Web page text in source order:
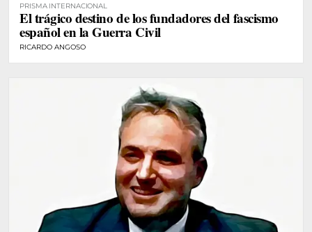
PRISMA INTERNACIONAL
El trágico destino de los fundadores del fascismo
español en la Guerra Civil
RICARDO ANGOSO